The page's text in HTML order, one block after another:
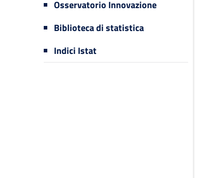
Osservatorio Innovazione
Biblioteca di statistica
Indici Istat